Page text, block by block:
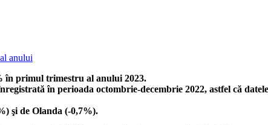
în primul trimestru al anului 2023.
în perioada octombrie-decembrie 2022, astfel că
şi de Olanda (-0,7%).